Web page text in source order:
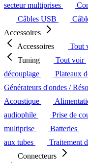
secteur multiprises
Câbles USB
Accessoires
Accessoires
Tout
Tuning
Tout voir
découplage
Plateaux
Générateurs d'ondes /
Acoustique
audiophile
Prise de
multiprise
Batteries
aux tubes
Traitement
Connecteurs